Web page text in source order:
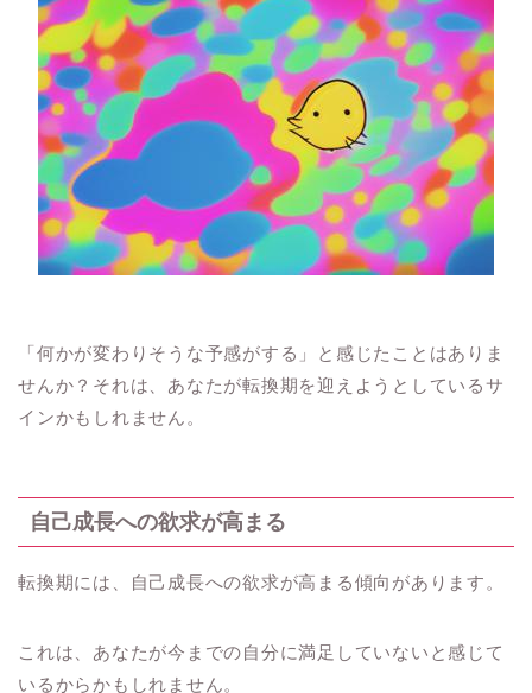
「何かが変わりそうな予感がする」と感じたことはありま
せんか？それは、あなたが転換期を迎えようとしているサ
インかもしれません。
自己成長への欲求が高まる
転換期には、自己成長への欲求が高まる傾向があります。
これは、あなたが今までの自分に満足していないと感じて
いるからかもしれません。